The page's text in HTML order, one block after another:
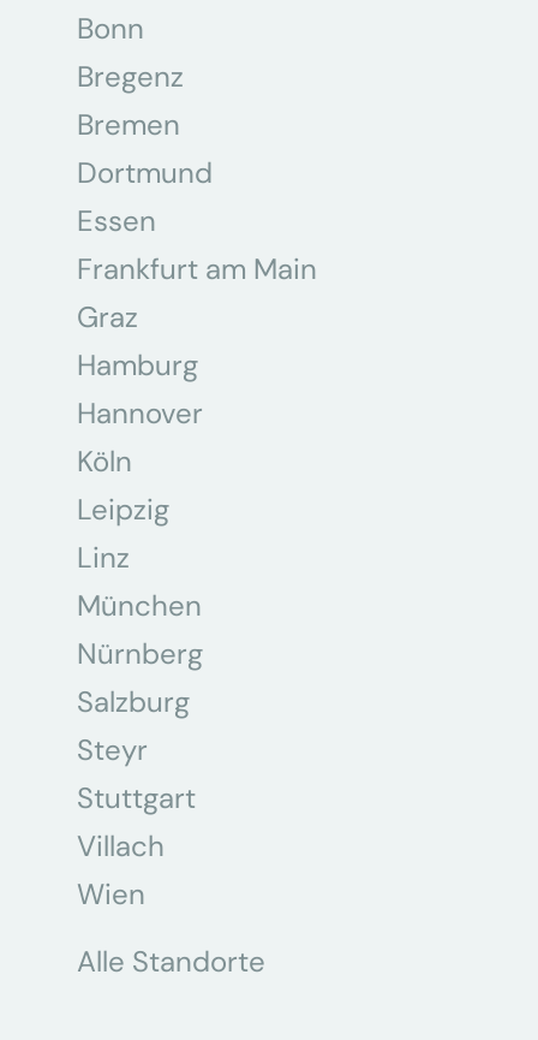
Bonn
Bregenz
Bremen
Dortmund
Essen
Frankfurt am Main
Graz
Hamburg
Hannover
Köln
Leipzig
Linz
München
Nürnberg
Salzburg
Steyr
Stuttgart
Villach
Wien
Alle Standorte